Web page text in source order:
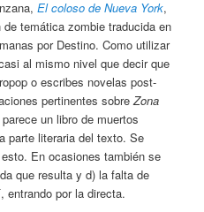
El coloso de Nueva York,
de temática zombie traducida en
por Destino. Como utilizar
al mismo nivel que decir que
o escribes novelas post-
pertinentes sobreZona
un libro de muertos
parte literaria del texto. Se
En ocasiones también se
que resulta y d) la falta de
por la directa.